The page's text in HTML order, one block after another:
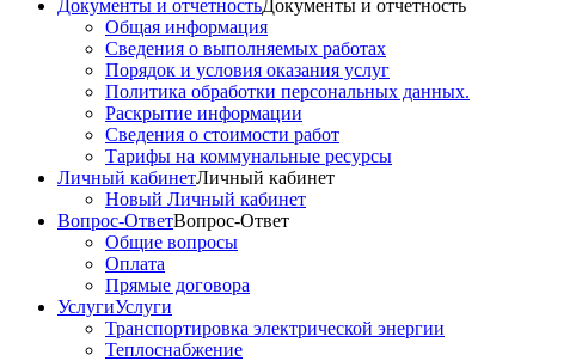
Документы и отчетностьДокументы и отчетность
Общая информация
Сведения о выполняемых работах
Порядок и условия оказания услуг
Политика обработки персональных данных.
Раскрытие информации
Сведения о стоимости работ
Тарифы на коммунальные ресурсы
Личный кабинетЛичный кабинет
Новый Личный кабинет
Вопрос-ОтветВопрос-Ответ
Общие вопросы
Оплата
Прямые договора
УслугиУслуги
Транспортировка электрической энергии
Теплоснабжение